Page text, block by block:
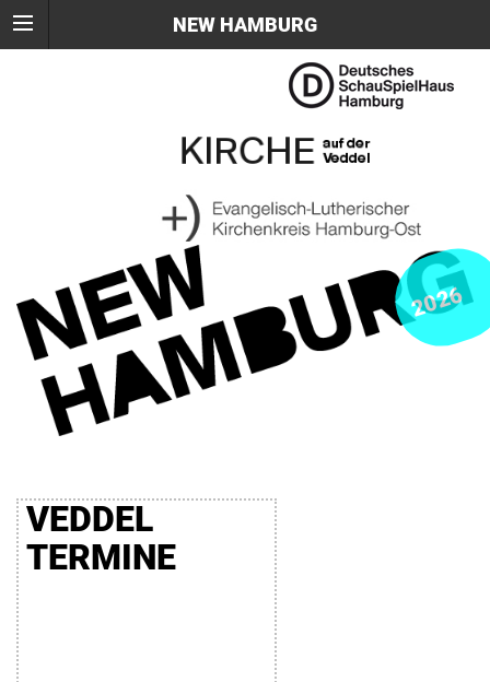
NEW HAMBURG
2026
VEDDEL
TERMINE